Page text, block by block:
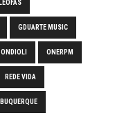
GDUARTE MUSIC
ONERPM
REDE VIDA